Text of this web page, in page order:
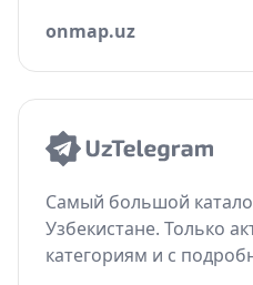
onmap.uz
Самый большой
Узбекистане. Только
категориям и с